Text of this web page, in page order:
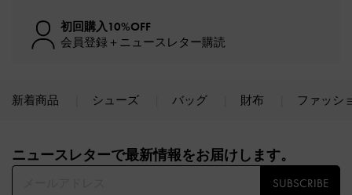
初回購入10%OFF
会員登録＋ニュースレター購読
新着商品 シューズ バッグ 財布 ファッシ
ニュースレターで最新情報をお届けします。​
SUBSCRIBE